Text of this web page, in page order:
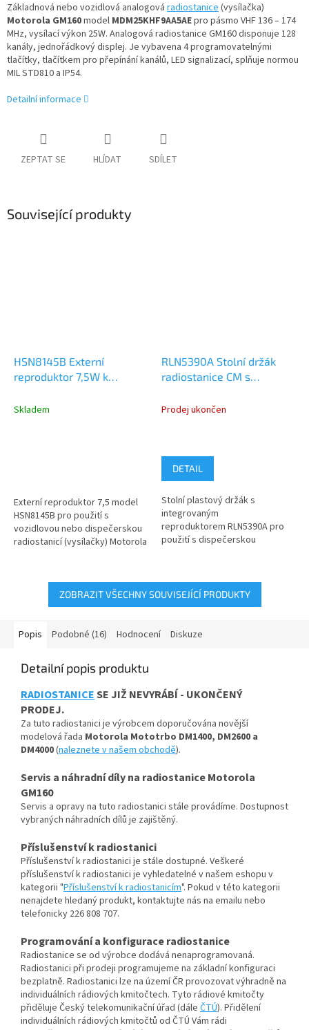
Základnová nebo vozidlová analogová radiostanice(vysílačka)
Motorola GM160model MDM25KHF9AA5AEpro pásmo VHF 136 – 174
MHz, vysílací výkon 25W. Analogová radiostanice GM160 disponuje 128
kanály, jednořádkový displej. Je vybavena 4 programovatelnými
tlačítky, tlačítkem pro přepínání kanálů, LED signalizací, splňuje normou
MIL STD810 a IP54.
Detailní informace
ZEPTAT SE HLÍDAT SDÍLET
Související produkty
HSN8145B Externí
reproduktor 7,5W k
dispečerské radiostanici
Skladem
Externí reproduktor 7,5 model
HSN8145B pro použití s
vozidlovou nebo dispečerskou
radiostanicí (vysílačky) Motorola
RLN5390A Stolní držák
radiostanice CM s
Prodej ukončen
DETAIL
Stolní plastový držák s
integrovaným
reproduktorem RLN5390A pro
použití s dispečerskou
ZOBRAZIT VŠECHNY SOUVISEJÍCÍ PRODUKTY
Popis Podobné (16) Hodnocení Diskuze
Detailní popis produktu
RADIOSTANICESE JIŽ NEVYRÁBÍ - UKONČENÝ
PRODEJ.
Za tuto radiostanici je výrobcem doporučována novější
modelová řada Motorola Mototrbo DM1400, DM2600 a
DM4000(naleznete v našem obchodě).
Servis a náhradní díly na radiostanice Motorola
GM160
Servis a opravy na tuto radiostanici stále provádíme. Dostupnost
vybraných náhradních dílů je zajištěný.
Příslušenství k radiostanici
Příslušenství k radiostanici je stále dostupné. Veškeré
příslušenství k radiostanici je vyhledatelné v našem eshopu v
kategorii "Příslušenství k radiostanicím". Pokud v této kategorii
nenajdete hledaný produkt, kontaktujte nás na emailu nebo
telefonicky 226 808 707.
Programování a konfigurace radiostanice
Radiostanice se od výrobce dodává nenaprogramovaná.
Radiostanici při prodeji programujeme na základní konfiguraci
bezplatně. Radiostanici lze na území ČR provozovat výhradně na
individuálních rádiových kmitočtech. Tyto rádiové kmitočty
přiděluje Český telekomunikační úřad (dále ČTÚ). Přidělení
individuálních rádiových kmitočtů od ČTÚ Vám rádi